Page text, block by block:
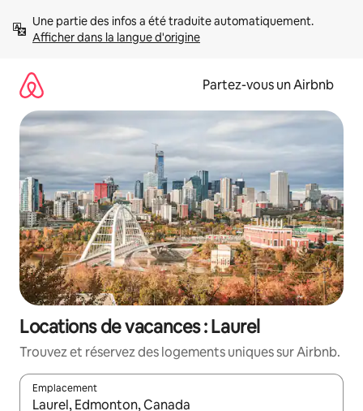
directement
Afficher dans la langue d'origine
Partez-vous un Airbnb
Locations de vacances : Laurel
Trouvez et réservez des logements uniques sur Airbnb.
Emplacement
Quand les résultats sont affichés, parcourez-les en utilisant